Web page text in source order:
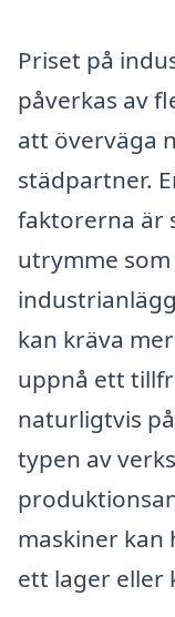
Priset på
påverkas av
att överväga
städpartner.
faktorerna är
utrymme
kan kräva
uppnå ett
naturligtvis
typen av
maskiner
ett lager eller